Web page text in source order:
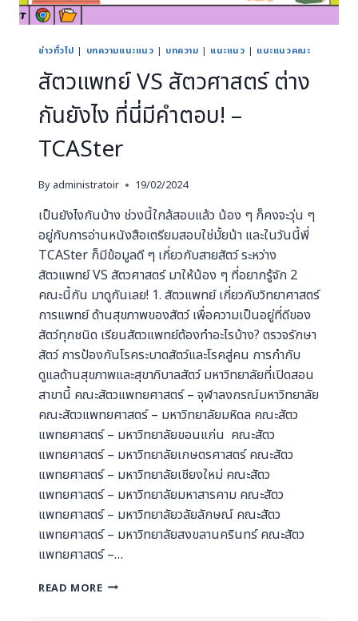
ข่าวทั่วไป | บทความแนะแนว | บทความ | แนะแนว | แนะแนวคณะ
สัตวแพทย์ VS สัตวศาสตร์ ต่าง
กันยังไง ที่นี่มีคำตอบ! –
TCASter
By administratoir 19/02/2024
เป็นยังไงกันบ้าง ช่วงนี้ใกล้สอบแล้ว น้อง ๆ ก็คงจะวุ่น ๆ
อยู่กับการอ่านหนังสือเตรียมสอบใช่มั้ยน้า และในวันนี้พี่
TCASter ก็มีข้อมูลดี ๆ เกี่ยวกับสายสัตว์ ระหว่าง
สัตวแพทย์ VS สัตวศาสตร์ มาให้น้อง ๆ ที่อยากรู้จัก 2
คณะนี้กัน มาดูกันเลย! 1. สัตวแพทย์ เกี่ยวกับวิทยาศาสตร์
การแพทย์ ด้านสุขภาพของสัตว์ เพื่อความเป็นอยู่ที่ดีของ
สัตว์ทุกชนิด เรียนสัตวแพทย์ต้องทำอะไรบ้าง? ตรวจรักษา
สัตว์ การป้องกันโรคระบาดสัตว์และโรคสู่คน การกำกับ
ดูแลด้านสุขภาพและสุขาภิบาลสัตว์ มหาวิทยาลัยที่เปิดสอน
สาขานี้ คณะสัตวแพทยศาสตร์ – จุฬาลงกรณ์มหาวิทยาลัย
คณะสัตวแพทยศาสตร์ – มหาวิทยาลัยมหิดล คณะสัตว
แพทยศาสตร์ – มหาวิทยาลัยขอนแก่น คณะสัตว
แพทยศาสตร์ – มหาวิทยาลัยเกษตรศาสตร์ คณะสัตว
แพทยศาสตร์ – มหาวิทยาลัยเชียงใหม่ คณะสัตว
แพทยศาสตร์ – มหาวิทยาลัยมหาสารคาม คณะสัตว
แพทยศาสตร์ – มหาวิทยาลัยวลัยลักษณ์ คณะสัตว
แพทยศาสตร์ – มหาวิทยาลัยสงขลานครินทร์ คณะสัตว
แพทยศาสตร์ –…
READ MORE